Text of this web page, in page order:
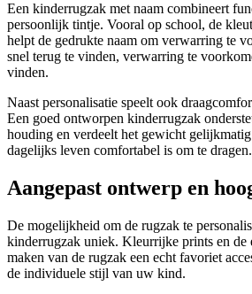
Een kinderrugzak met naam combineert
persoonlijk tintje. Vooral op school, de
helpt de gedrukte naam om verwarring te
snel terug te vinden, verwarring te
vinden.
Naast personalisatie speelt ook
Een goed ontworpen kinderrugzak
houding en verdeelt het gewicht
dagelijks leven comfortabel is om te dragen.
Aangepast ontwerp en
De mogelijkheid om de rugzak te
kinderrugzak uniek. Kleurrijke prints en de
maken van de rugzak een echt favoriet
de individuele stijl van uw kind.